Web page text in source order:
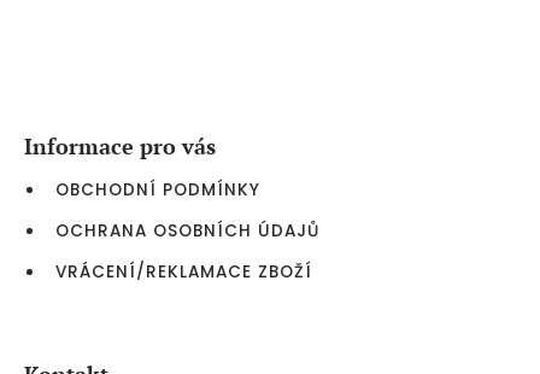
Informace pro vás
OBCHODNÍ PODMÍNKY
OCHRANA OSOBNÍCH ÚDAJŮ
VRÁCENÍ/REKLAMACE ZBOŽÍ